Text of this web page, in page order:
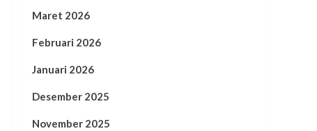
Maret 2026
Februari 2026
Januari 2026
Desember 2025
November 2025